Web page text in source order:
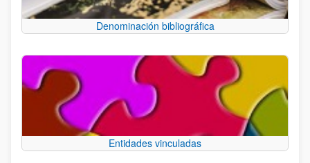
Denominación bibliográfica
Entidades vinculadas